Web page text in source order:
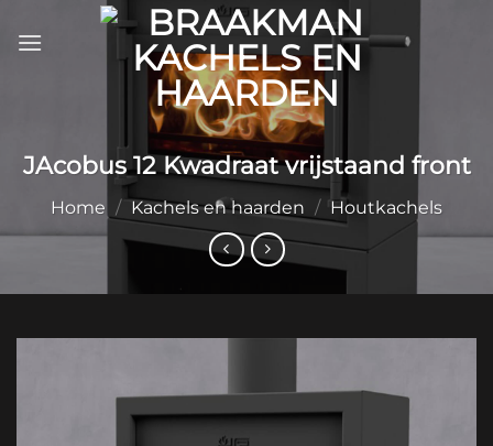
naar
JAcobus 12 Kwadraat vrijstaand front
Home / Kachels en haarden / Houtkachels